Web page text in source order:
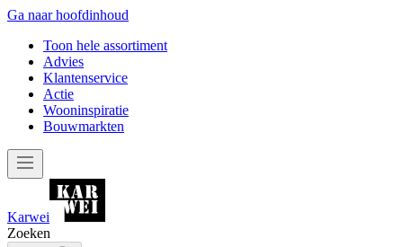
Ga naar hoofdinhoud
Toon hele assortiment
Advies
Klantenservice
Actie
Wooninspiratie
Bouwmarkten
Karwei
Zoeken